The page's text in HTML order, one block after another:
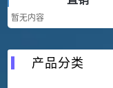
暂无内容
产品分类